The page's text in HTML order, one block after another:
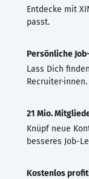
Entdecke mit
passt.
Persönliche
Lass Dich
Recruiter·innen.
21 Mio.
Knüpf neue
besseres Job-
Kostenlos